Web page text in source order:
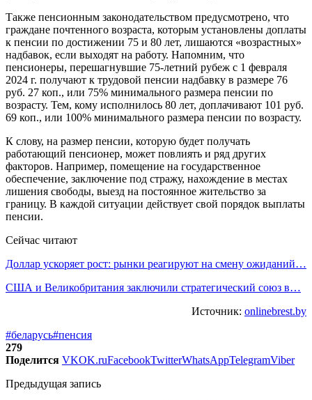
Также пенсионным законодательством предусмотрено, что
граждане почтенного возраста, которым установлены доплаты
к пенсии по достижении 75 и 80 лет, лишаются «возрастных»
надбавок, если выходят на работу. Напомним, что
пенсионеры, перешагнувшие 75-летний рубеж с 1 февраля
2024 г. получают к трудовой пенсии надбавку в размере 76
руб. 27 коп., или 75% минимального размера пенсии по
возрасту. Тем, кому исполнилось 80 лет, доплачивают 101 руб.
69 коп., или 100% минимального размера пенсии по возрасту.
К слову, на размер пенсии, которую будет получать
работающий пенсионер, может повлиять и ряд других
факторов. Например, помещение на государственное
обеспечение, заключение под стражу, нахождение в местах
лишения свободы, выезд на постоянное жительство за
границу. В каждой ситуации действует свой порядок выплаты
пенсии.
Сейчас читают
Доллар ускоряет рост: рынки реагируют на смену ожиданий…
США и Великобритания заключили стратегический союз в…
Источник: onlinebrest.by
#беларусь#пенсия
279
Поделится VKOK.ruFacebookTwitterWhatsAppTelegramViber
Предыдущая запись